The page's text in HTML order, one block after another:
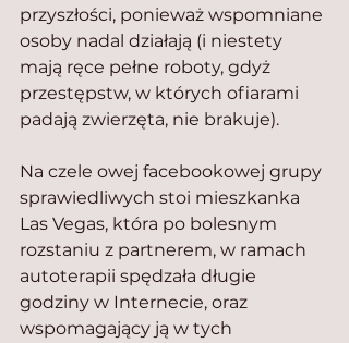
przyszłości, ponieważ wspomniane
osoby nadal działają (i niestety
mają ręce pełne roboty, gdyż
przestępstw, w których ofiarami
padają zwierzęta, nie brakuje).
Na czele owej facebookowej grupy
sprawiedliwych stoi mieszkanka
Las Vegas, która po bolesnym
rozstaniu z partnerem, w ramach
autoterapii spędzała długie
godziny w Internecie, oraz
wspomagający ją w tych